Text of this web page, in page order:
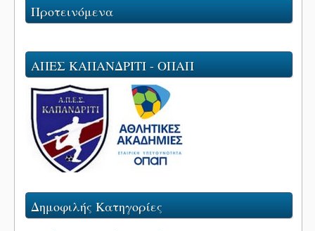
Προτεινόμενα
ΑΠΕΣ ΚΑΠΑΝΔΡΙΤΙ - ΟΠΑΠ
Δημοφιλής Κατηγορίες